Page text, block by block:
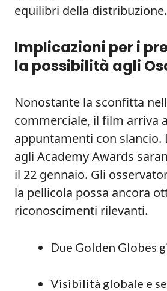
equilibri della distribuzione.
Implicazioni per i
la possibilità agli
Nonostante la sconfitta
commerciale, il film arriva
appuntamenti con slancio.
agli Academy Awards
il 22 gennaio. Gli
la pellicola possa ancora
riconoscimenti rilevanti.
Due Golden Globes
Visibilità globale e